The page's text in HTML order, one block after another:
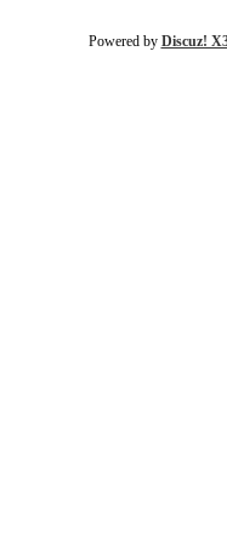
Powered by Discuz!